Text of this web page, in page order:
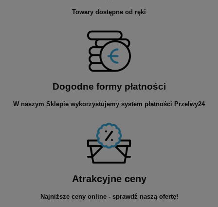
Towary dostępne od ręki
Dogodne formy płatności
W naszym Sklepie wykorzystujemy system płatności Przelwy24
Atrakcyjne ceny
Najniższe ceny online - sprawdź naszą ofertę!